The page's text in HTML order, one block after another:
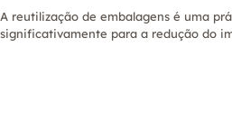
A reutilização de embalagens é uma
significativamente para a redução do